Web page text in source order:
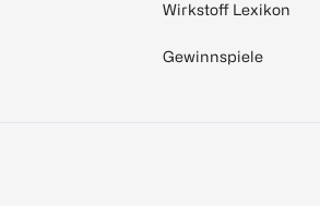
Wirkstoff Lexikon
Gewinnspiele